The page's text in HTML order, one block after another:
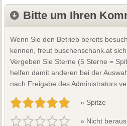
Bitte um Ihren
Wenn Sie den Betrieb bereits
kennen, freut buschenschank.at
Vergeben Sie Sterne (5 Sterne =
helfen damit anderen bei der
nach Freigabe des Administrators
» Spitze
» Nicht